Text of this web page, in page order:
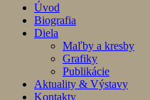
Úvod
Biografia
Diela
Maľby a kresby
Grafiky
Publikácie
Aktuality & Výstavy
Kontakty